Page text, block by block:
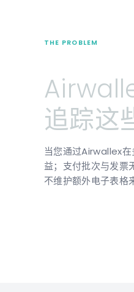
THE PROBLEM
追踪这
当您通过Airwallex
益；支付批次与发
不维护额外电子表格